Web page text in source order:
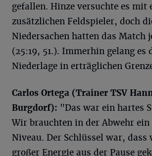
gefallen. Hinze versuchte es mit
zusätzlichen Feldspieler, doch
Niedersachen hatten das Match
(25:19, 51.). Immerhin gelang es
Niederlage in erträglichen
Carlos Ortega (Trainer TSV
Burgdorf): "Das war ein hartes
Wir brauchten in der Abwehr ein
Niveau. Der Schlüssel war,
großer Energie aus der Pause